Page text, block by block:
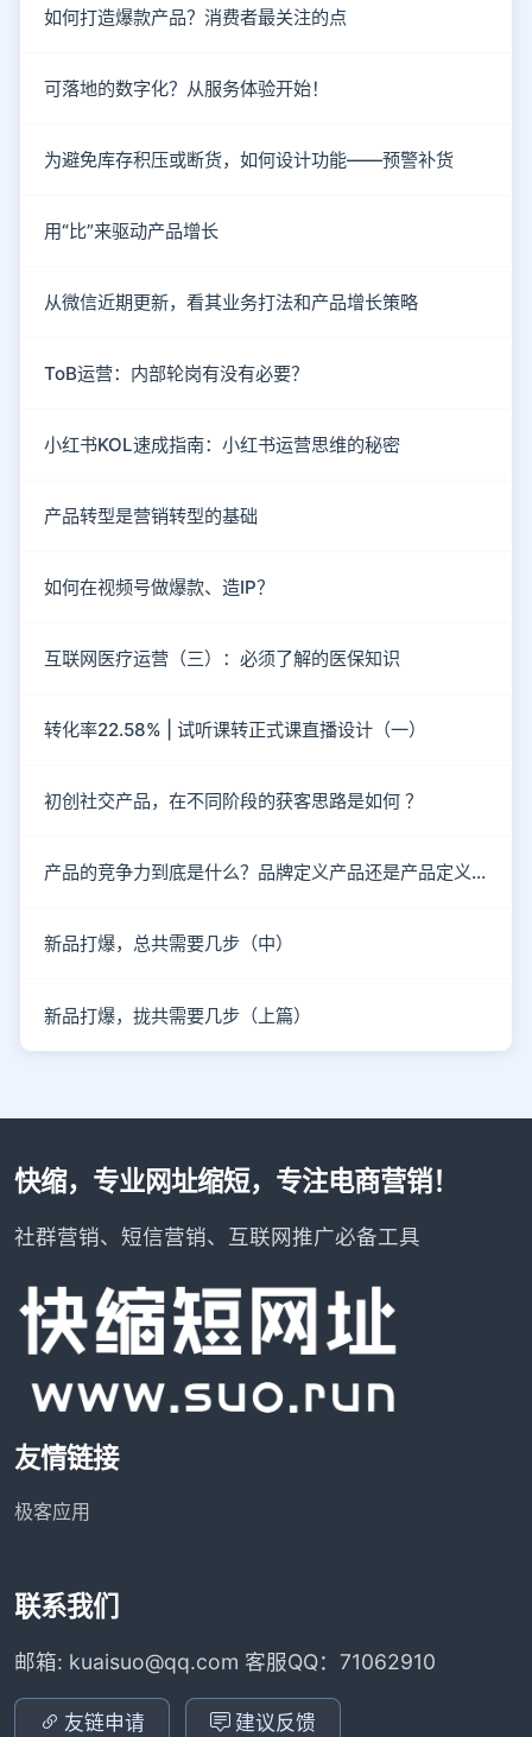
如何打造爆款产品？消费者最关注的点
可落地的数字化？从服务体验开始！
为避免库存积压或断货，如何设计功能——预警补货
用“比”来驱动产品增长
从微信近期更新，看其业务打法和产品增长策略
ToB运营：内部轮岗有没有必要？
小红书KOL速成指南：小红书运营思维的秘密
产品转型是营销转型的基础
如何在视频号做爆款、造IP？
互联网医疗运营（三）：必须了解的医保知识
转化率22.58% | 试听课转正式课直播设计（一）
初创社交产品，在不同阶段的获客思路是如何 ？
产品的竞争力到底是什么？品牌定义产品还是产品定义品牌?
新品打爆，总共需要几步（中）
新品打爆，拢共需要几步（上篇）
快缩，专业网址缩短，专注电商营销！
社群营销、短信营销、互联网推广必备工具
友情链接
极客应用
联系我们
邮箱: kuaisuo@qq.com 客服QQ：71062910
友链申请 建议反馈